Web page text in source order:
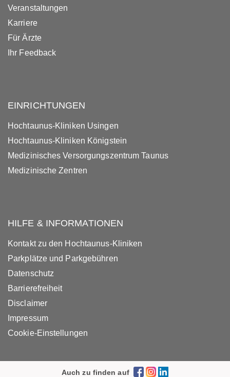
Veranstaltungen
Karriere
Für Ärzte
Ihr Feedback
EINRICHTUNGEN
Hochtaunus-Kliniken Usingen
Hochtaunus-Kliniken Königstein
Medizinisches Versorgungszentrum Taunus
Medizinische Zentren
HILFE & INFORMATIONEN
Kontakt zu den Hochtaunus-Kliniken
Parkplätze und Parkgebühren
Datenschutz
Barrierefreiheit
Disclaimer
Impressum
Cookie-Einstellungen
Auch zu finden auf